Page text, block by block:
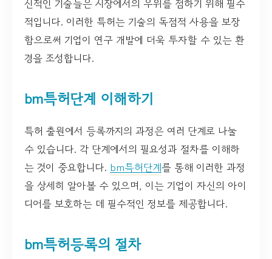
신적인 기술들은 시장에서의 우위를 점하기 위해 필수
적입니다. 이러한 특허는 기술의 독점적 사용을 보장
함으로써 기업이 연구 개발에 더욱 투자할 수 있는 환
경을 조성합니다.
bm특허단계 이해하기
특허 출원에서 등록까지의 과정은 여러 단계로 나눌
수 있습니다. 각 단계에서의 필요성과 절차를 이해하
는 것이 중요합니다. bm특허단계를 통해 이러한 과정
을 상세히 알아볼 수 있으며, 이는 기업이 자신의 아이
디어를 보호하는 데 필수적인 정보를 제공합니다.
bm특허등록의 절차